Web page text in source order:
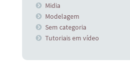
Midia
Modelagem
Sem categoria
Tutoriais em vídeo